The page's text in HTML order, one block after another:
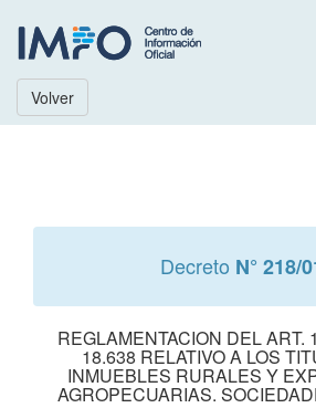
Volver
Decreto N° 218/
REGLAMENTACION DEL ART.
18.638 RELATIVO A LOS
INMUEBLES RURALES Y
AGROPECUARIAS.